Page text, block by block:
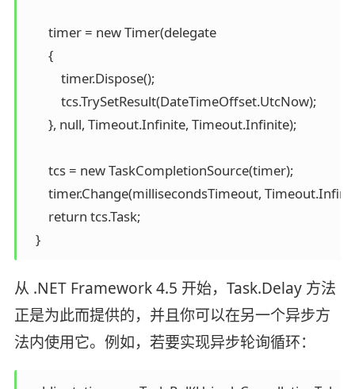
       timer = new Timer(delegate
       {
           timer.Dispose();
           tcs.TrySetResult(DateTimeOffset.UtcNow);
       }, null, Timeout.Infinite, Timeout.Infinite);
       tcs = new TaskCompletionSource(timer);
timer.Change(millisecondsTimeout,
       return tcs.Task;
   }
从 .NET Framework 4.5 开始，Task.Delay 方法
正是为此而提供的，并且你可以在另一个异步方
法内使用它。例如，若要实现异步轮询循环：